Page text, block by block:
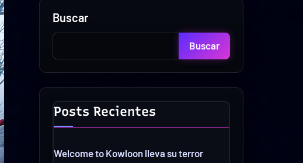
Buscar
Buscar
Posts Recientes
Welcome to Kowloon lleva su terror